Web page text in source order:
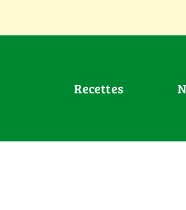
Recettes